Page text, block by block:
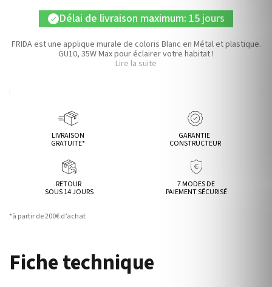
check Délai de livraison maximum: 15 jours
FRIDA est une applique murale de coloris Blanc en Métal et plastique.
GU10, 35W Max pour éclairer votre habitat !
Lire la suite
LIVRAISON
GRATUITE*
GARANTIE
CONSTRUCTEUR
RETOUR
SOUS 14 JOURS
7 MODES DE
PAIEMENT SÉCURISÉ
*à partir de 200€ d’achat
Fiche technique